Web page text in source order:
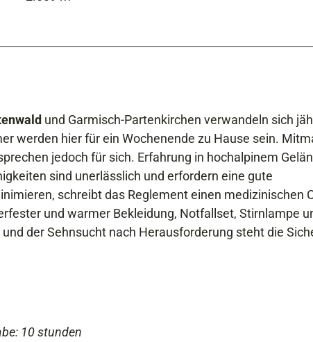
und Garmisch-Partenkirchen verwandeln sich
werden hier für ein Wochenende zu Hause sein.
jedoch für sich. Erfahrung in hochalpinem
sind unerlässlich und erfordern eine gute
schreibt das Reglement einen medizinischen
und warmer Bekleidung, Notfallset, Stirnlampe
der Sehnsucht nach Herausforderung steht die
10 stunden